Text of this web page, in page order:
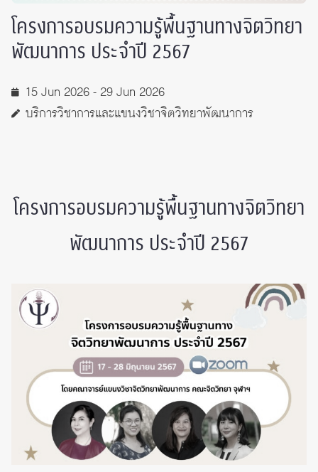
โครงการอบรมความรู้พื้นฐานทางจิตวิทยา
พัฒนาการ ประจำปี 2567
15 Jun 2026 - 29 Jun 2026
บริการวิชาการและแขนงวิชาจิตวิทยาพัฒนาการ
โครงการอบรมความรู้พื้นฐานทางจิตวิทยา
พัฒนาการ ประจำปี 2567